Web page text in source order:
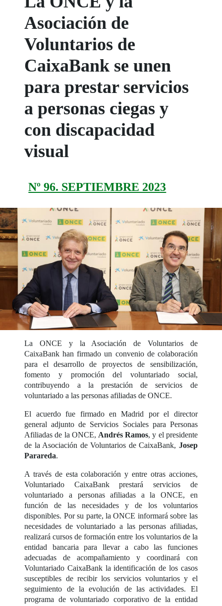
Asociación de
Voluntarios de
CaixaBank se unen
para prestar servicios
a personas ciegas y
con discapacidad
visual
Nº 96. SEPTIEMBRE 2023
La ONCE y la Asociación de Voluntarios de
CaixaBank han firmado un convenio de colaboración
para el desarrollo de proyectos de sensibilización,
fomento y promoción del voluntariado social,
contribuyendo a la prestación de servicios de
voluntariado a las personas afiliadas de ONCE.
El acuerdo fue firmado en Madrid por el director
general adjunto de Servicios Sociales para Personas
Afiliadas de la ONCE, Andrés Ramos, y el presidente
de la Asociación de Voluntarios de CaixaBank, Josep
Parareda.
A través de esta colaboración y entre otras acciones,
Voluntariado CaixaBank prestará servicios de
voluntariado a personas afiliadas a la ONCE, en
función de las necesidades y de los voluntarios
disponibles. Por su parte, la ONCE informará sobre las
necesidades de voluntariado a las personas afiliadas,
realizará cursos de formación entre los voluntarios de la
entidad bancaria para llevar a cabo las funciones
adecuadas de acompañamiento y coordinará con
Voluntariado CaixaBank la identificación de los casos
susceptibles de recibir los servicios voluntarios y el
seguimiento de la evolución de las actividades. El
programa de voluntariado corporativo de la entidad